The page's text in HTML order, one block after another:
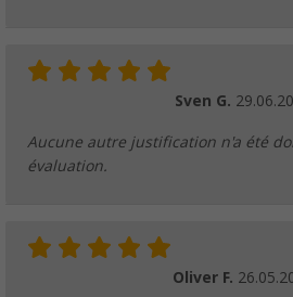
Sven G.
Aucune autre justification n'a été
évaluation.
Oliver F.